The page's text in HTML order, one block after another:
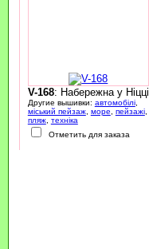
V-168: Набережна у Ніцці
Другие вышивки: автомобілі,
міський пейзаж, море пейзажі,
пляж, техніка
Отметить для заказа